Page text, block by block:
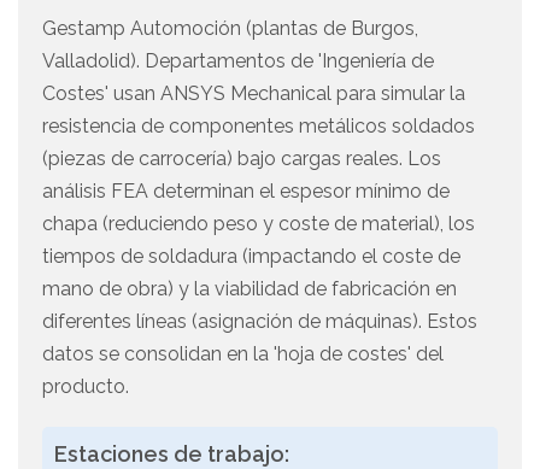
Gestamp Automoción (plantas de Burgos,
Valladolid). Departamentos de 'Ingeniería de
Costes' usan ANSYS Mechanical para simular la
resistencia de componentes metálicos soldados
(piezas de carrocería) bajo cargas reales. Los
análisis FEA determinan el espesor mínimo de
chapa (reduciendo peso y coste de material), los
tiempos de soldadura (impactando el coste de
mano de obra) y la viabilidad de fabricación en
diferentes líneas (asignación de máquinas). Estos
datos se consolidan en la 'hoja de costes' del
producto.
Estaciones de trabajo: